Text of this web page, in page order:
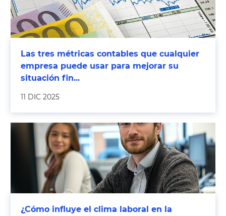
Las tres métricas contables que cualquier
empresa puede usar para mejorar su
situación fin...
11 DIC 2025
¿Cómo influye el clima laboral en la